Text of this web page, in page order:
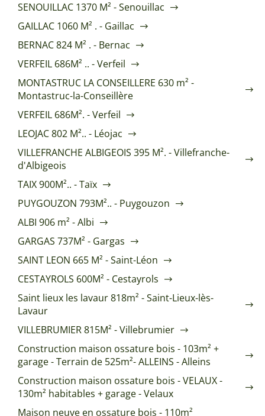
SENOUILLAC 1370 M² - Senouillac
GAILLAC 1060 M² . - Gaillac
BERNAC 824 M² . - Bernac
VERFEIL 686M² .. - Verfeil
MONTASTRUC LA CONSEILLERE 630 m² -
Montastruc-la-Conseillère
VERFEIL 686M². - Verfeil
LEOJAC 802 M².. - Léojac
VILLEFRANCHE ALBIGEOIS 395 M². - Villefranche-
d'Albigeois
TAIX 900M².. - Taïx
PUYGOUZON 793M².. - Puygouzon
ALBI 906 m² - Albi
GARGAS 737M² - Gargas
SAINT LEON 665 M² - Saint-Léon
CESTAYROLS 600M² - Cestayrols
Saint lieux les lavaur 818m² - Saint-Lieux-lès-
Lavaur
VILLEBRUMIER 815M² - Villebrumier
Construction maison ossature bois - 103m² +
garage - Terrain de 525m²- ALLEINS - Alleins
Construction maison ossature bois - VELAUX -
130m² habitables + garage - Velaux
Maison neuve en ossature bois - 110m²